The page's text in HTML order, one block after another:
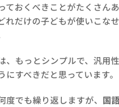
ておくべきことがたくさん
れだけの子どもが使いこなせ
、もっとシンプルで、汎用
すべきだと思っています。
度でも繰り返しますが、 国